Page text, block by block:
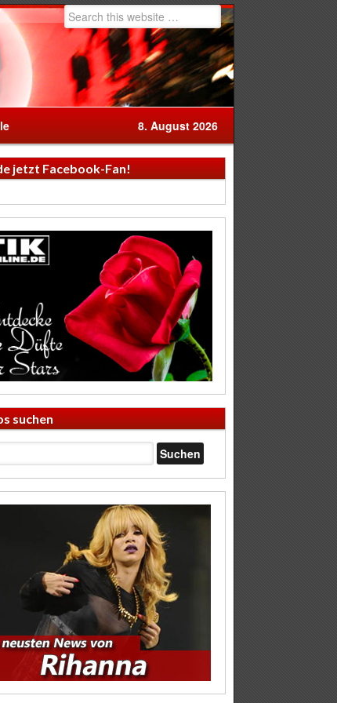
8. August 2026
jetzt Facebook-Fan!
suchen